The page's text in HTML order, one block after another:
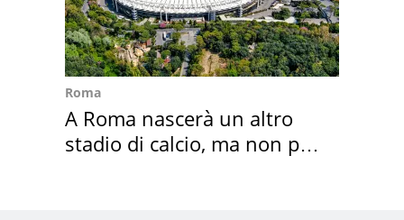
Roma
A Roma nascerà un altro
stadio di calcio, ma non per